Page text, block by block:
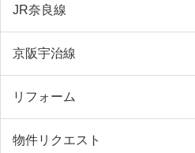
JR奈良線
京阪宇治線
リフォーム
物件リクエスト